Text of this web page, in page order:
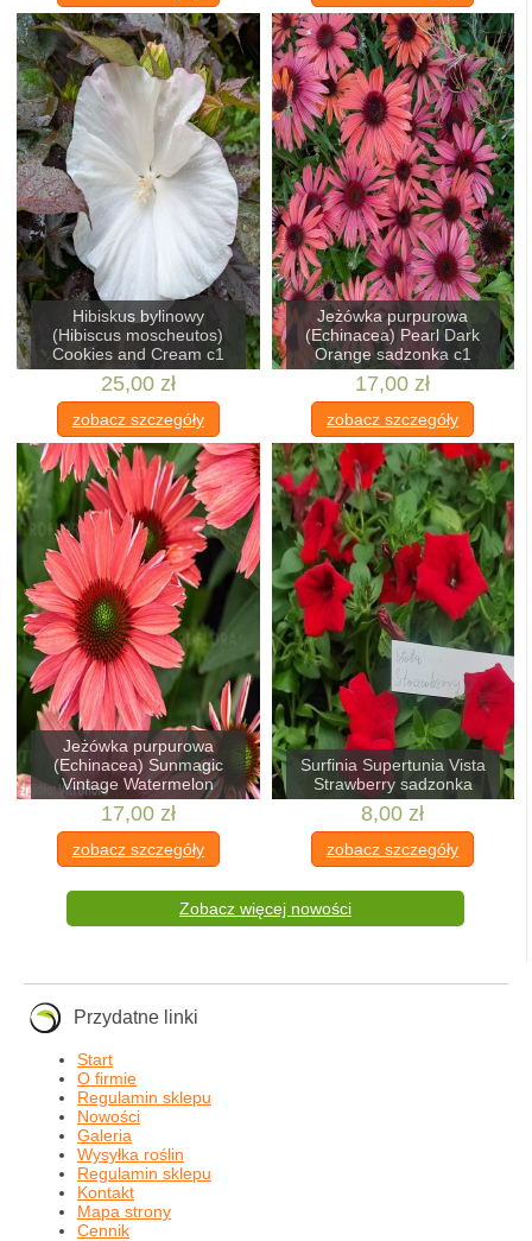
Hibiskus bylinowy
(Hibiscus moscheutos)
Cookies and Cream c1
25,00 zł
zobacz szczegóły
Jeżówka purpurowa
(Echinacea) Pearl Dark
Orange sadzonka c1
17,00 zł
zobacz szczegóły
Jeżówka purpurowa
(Echinacea) Sunmagic
Vintage Watermelon
17,00 zł
zobacz szczegóły
Surfinia Supertunia Vista
Strawberry sadzonka
8,00 zł
zobacz szczegóły
Zobacz więcej nowości
Przydatne linki
Start
O firmie
Regulamin sklepu
Nowości
Galeria
Wysyłka roślin
Regulamin sklepu
Kontakt
Mapa strony
Cennik